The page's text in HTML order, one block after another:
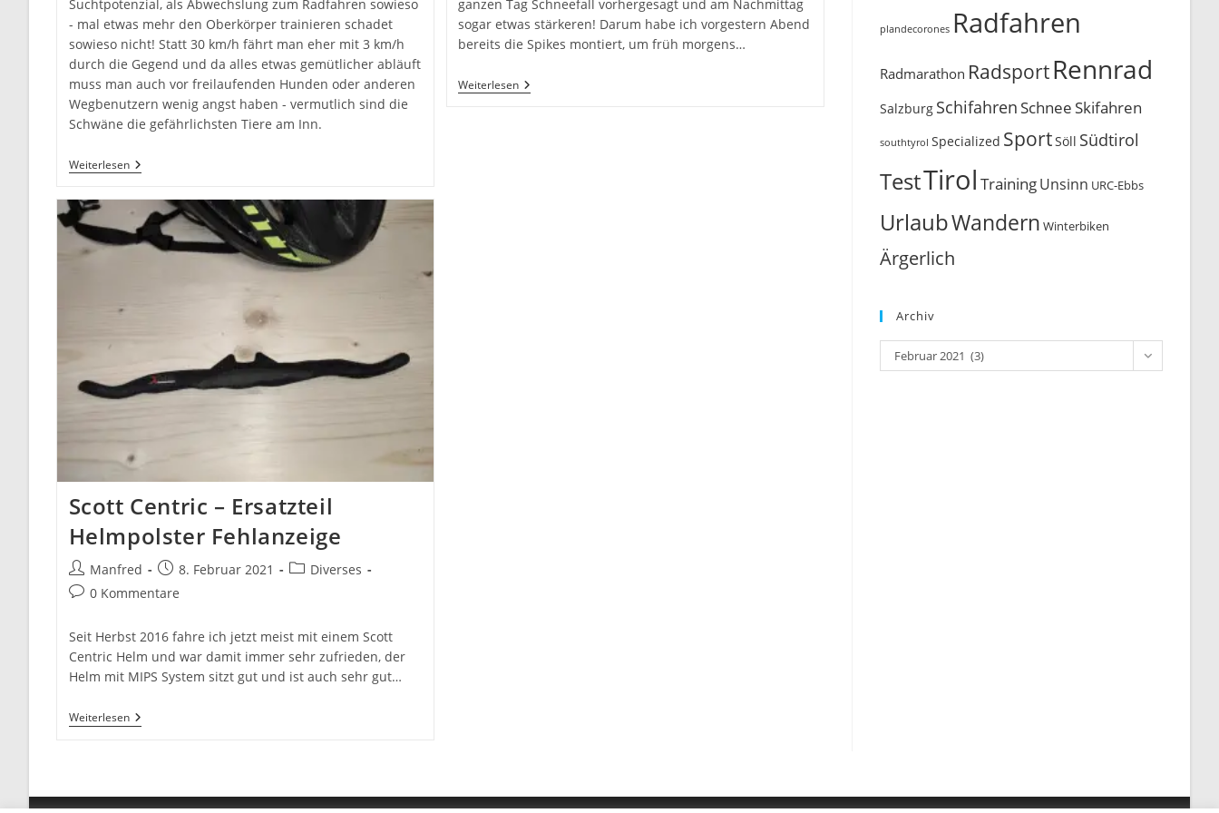
Suchtpotenzial, als Abwechslung zum Radfahren sowieso
- mal etwas mehr den Oberkörper trainieren schadet
sowieso nicht! Statt 30 km/h fährt man eher mit 3 km/h
durch die Gegend und da alles etwas gemütlicher abläuft
muss man auch vor freilaufenden Hunden oder anderen
Wegbenutzern wenig angst haben - vermutlich sind die
Schwäne die gefährlichsten Tiere am Inn.
WeiterlesenMit
Dem
Inn
Unterwegs
ganzen Tag Schneefall vorhergesagt und am Nachmittag
sogar etwas stärkeren! Darum habe ich vorgestern Abend
bereits die Spikes montiert, um früh morgens…
WeiterlesenVersöhnung
Mit
Scott Centric – Ersatzteil
Helmpolster Fehlanzeige
Beitrags-
Autor:
Manfred
Beitrag
veröffentlicht:
8. Februar 2021
Beitrags-
Diverses
Beitrags-
0 Kommentare
Seit Herbst 2016 fahre ich jetzt meist mit einem Scott
Centric Helm und war damit immer sehr zufrieden, der
Helm mit MIPS System sitzt gut und ist auch sehr gut…
WeiterlesenScott
Centric
plandecorones Radfahren
Radmarathon RadsportRennrad
Salzburg Schifahren Schnee Skifahren
southtyrol Specialized SportSöll Südtirol
TestTirol TrainingUnsinn URC-Ebbs
UrlaubWandern Winterbiken
Ärgerlich
Archiv
Archiv
Februar 2021 (3)